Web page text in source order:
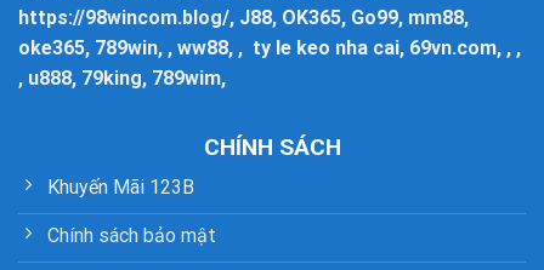
https://98wincom.blog/, J88, OK365, Go99, mm88,
oke365, 789win, , ww88, , ty le keo nha cai, 69vn.com, , ,
, u888, 79king, 789wim,
CHÍNH SÁCH
Khuyến Mãi 123B
Chính sách bảo mật